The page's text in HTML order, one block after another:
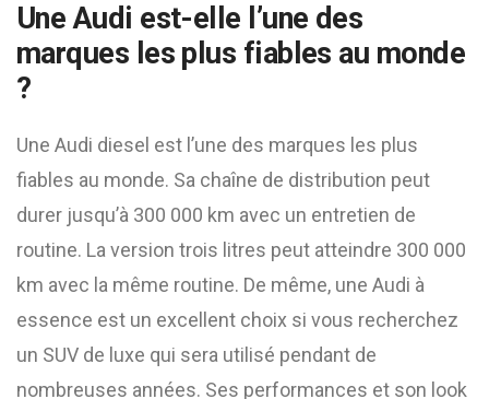
Une Audi est-elle l’une des
marques les plus fiables au monde
?
Une Audi diesel est l’une des marques les plus
fiables au monde. Sa chaîne de distribution peut
durer jusqu’à 300 000 km avec un entretien de
routine. La version trois litres peut atteindre 300 000
km avec la même routine. De même, une Audi à
essence est un excellent choix si vous recherchez
un SUV de luxe qui sera utilisé pendant de
nombreuses années. Ses performances et son look